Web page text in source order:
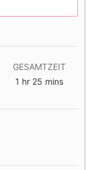
GESAMTZEIT
1 hour
hr 25minutes
mins